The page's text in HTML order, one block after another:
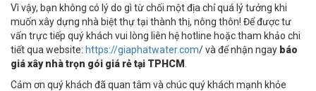
Vì vậy, bạn không có lý do gì từ chối một địa chỉ quá lý tưởng khi
muốn xây dựng nhà biệt thự tại thành thị, nông thôn! Để được tư
vấn trực tiếp quý khách vui lòng liên hệ hotline hoặc tham khảo chi
tiết qua website: https://giaphatwater.com/ và để nhận ngay báo
giá xây nhà trọn gói giá rẻ tại TPHCM
Cảm ơn quý khách đã quan tâm và chúc quý khách mạnh khỏe